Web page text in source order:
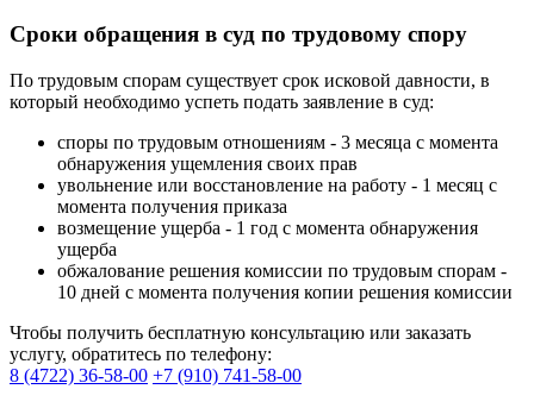
Сроки обращения в суд по трудовому спору
По трудовым спорам существует срок исковой давности, в
который необходимо успеть подать заявление в суд:
споры по трудовым отношениям - 3 месяца с момента
обнаружения ущемления своих прав
увольнение или восстановление на работу - 1 месяц с
момента получения приказа
возмещение ущерба - 1 год с момента обнаружения
ущерба
обжалование решения комиссии по трудовым спорам -
10 дней с момента получения копии решения комиссии
Чтобы получить бесплатную консультацию или заказать
услугу, обратитесь по телефону:
8 (4722) 36-58-00 +7 (910) 741-58-00